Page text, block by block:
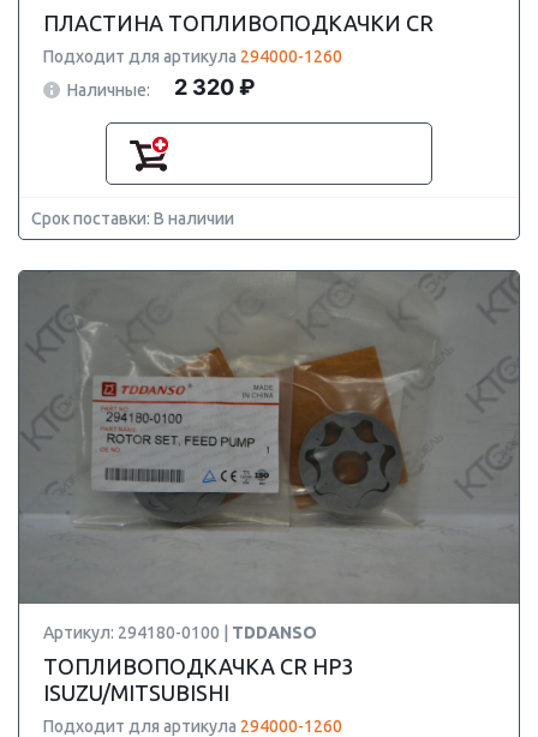
ПЛАСТИНА ТОПЛИВОПОДКАЧКИ CR
Подходит для артикула 294000-1260
Наличные:
2 320 ₽
Срок поставки: В наличии
Артикул: 294180-0100 | TDDANSO
ТОПЛИВОПОДКАЧКА CR HP3
ISUZU/MITSUBISHI
Подходит для артикула 294000-1260